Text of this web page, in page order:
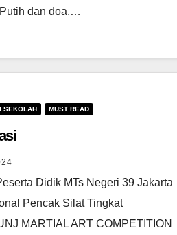
dan doa.…
SEKOLAH MUST READ
Didik MTs Negeri 39 Jakarta
Pencak Silat Tingkat
MARTIAL ART COMPETITION